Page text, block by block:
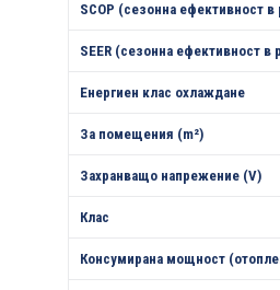
SCOP (сезонна ефективност
SEER (сезонна ефективност
Енергиен клас охлаждане
За помещения (m²)
Захранващо напрежение (V)
Клас
Консумирана мощност